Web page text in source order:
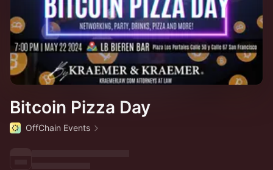
Bitcoin Pizza Day
OffChain Events